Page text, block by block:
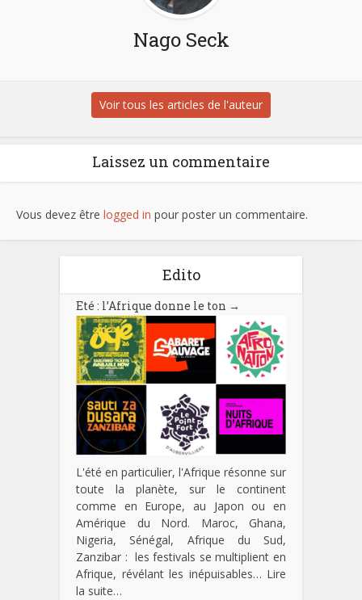
Nago Seck
Voir tous les articles de l'auteur
Laissez un commentaire
Vous devez être logged in pour poster un commentaire.
Edito
Eté : l’Afrique donne le ton →
L'été en particulier, l'Afrique résonne sur
toute la planète, sur le continent
comme en Europe, au Japon ou en
Amérique du Nord. Maroc, Ghana,
Nigeria, Sénégal, Afrique du Sud,
Zanzibar : les festivals se multiplient en
Afrique, révélant les inépuisables… Lire
la suite…